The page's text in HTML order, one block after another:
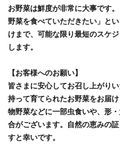
お野菜は鮮度が非常に大事です
野菜を食べていただきたい」と
けまで、可能な限り最短のスケ
します。
【お客様へのお願い】
皆さまに安心してお召し上がり
持って育てられたお野菜をお届
物野菜などに一部虫食いや、形
合がございます。自然の恵みの
すと幸いです。